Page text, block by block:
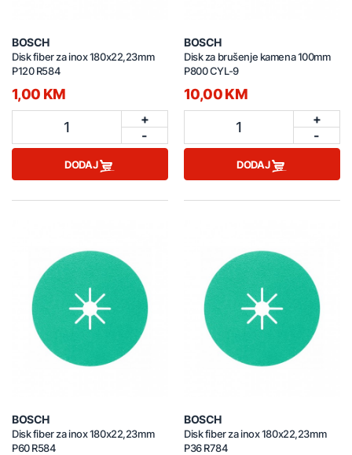
BOSCH
Disk fiber za inox 180x22,23mm
P120 R584
1,00 KM
1
+
-
DODAJ
BOSCH
Disk za brušenje kamena 100mm
P800 CYL-9
10,00 KM
1
+
-
DODAJ
BOSCH
Disk fiber za inox 180x22,23mm
P60 R584
BOSCH
Disk fiber za inox 180x22,23mm
P36 R784